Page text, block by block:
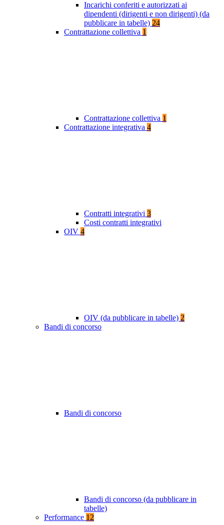
Incarichi conferiti e autorizzati ai
dipendenti (dirigenti e non dirigenti) (da
pubblicare in tabelle) 24
Contrattazione collettiva 1
Contrattazione collettiva 1
Contrattazione integrativa 4
Contratti integrativi 3
Costi contratti integrativi
OIV 4
OIV (da pubblicare in tabelle) 2
Bandi di concorso
Bandi di concorso
Bandi di concorso (da pubblicare in
tabelle)
Performance 12